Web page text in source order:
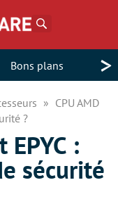
Bons plans >
CPU AMD
?
EPYC :
sécurité